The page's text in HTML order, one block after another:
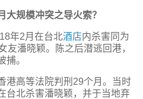
大规模冲突之导火索？
年2月在台北酒店内杀害同为
友潘晓颖。陈之后潜逃回港，
捕。
港高等法院判刑29个月。当时
台北杀害潘晓颖，并于当地弃